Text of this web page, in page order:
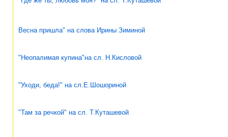
Весна пришла" на слова Ирины Зиминой
"Неопалимая купина"на сл. Н.Кисловой
"Уходи, беда!" на сл.Е.Шошориной
"Там за речкой" на сл. Т.Куташевой